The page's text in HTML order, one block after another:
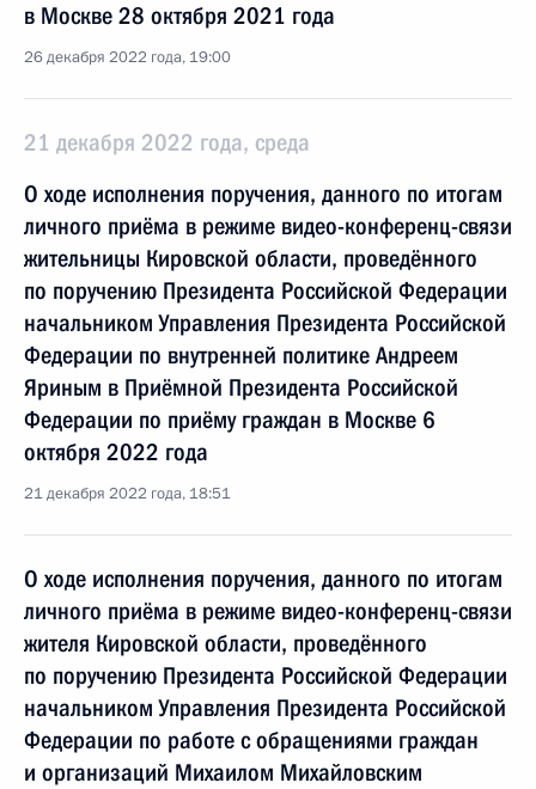
в Москве 28 октября 2021 года
26 декабря 2022 года, 19:00
21 декабря 2022 года, среда
О ходе исполнения поручения, данного по итогам
личного приёма в режиме видео-конференц-связи
жительницы Кировской области, проведённого
по поручению Президента Российской Федерации
начальником Управления Президента Российской
Федерации по внутренней политике Андреем
Яриным в Приёмной Президента Российской
Федерации по приёму граждан в Москве 6
октября 2022 года
21 декабря 2022 года, 18:51
О ходе исполнения поручения, данного по итогам
личного приёма в режиме видео-конференц-связи
жителя Кировской области, проведённого
по поручению Президента Российской Федерации
начальником Управления Президента Российской
Федерации по работе с обращениями граждан
и организаций Михаилом Михайловским